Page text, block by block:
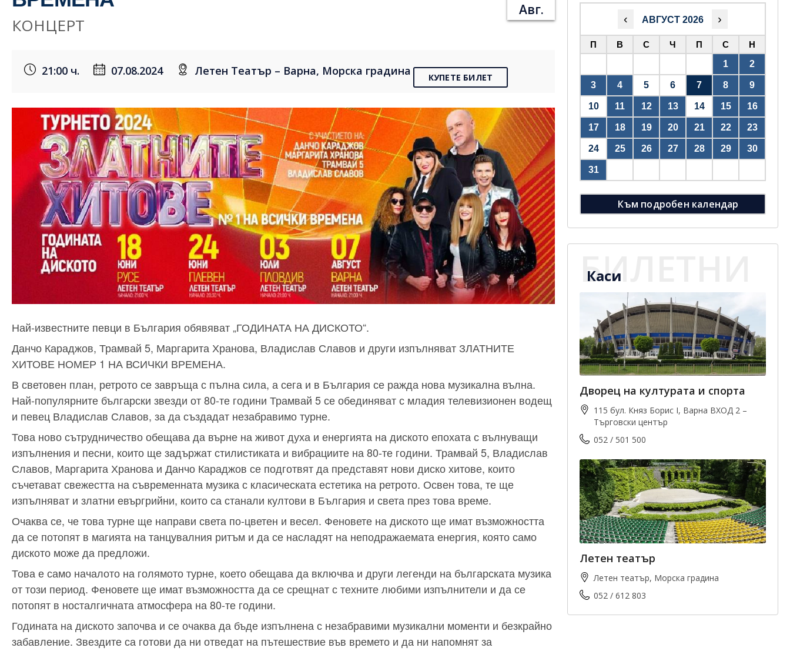
КОНЦЕРТ
Авг.
21:00 ч. 07.08.2024 Летен Театър – Варна, Морска градина КУПЕТЕ БИЛЕТ
Най-известните певци в България обявяват „ГОДИНАТА НА ДИСКОТО“.
Данчо Караджов, Трамвай 5, Маргарита Хранова, Владислав Славов и други изпълняват ЗЛАТНИТЕ
ХИТОВЕ НОМЕР 1 НА ВСИЧКИ ВРЕМЕНА.
В световен план, ретрото се завръща с пълна сила, а сега и в България се ражда нова музикална вълна.
Най-популярните български звезди от 80-те години Трамвай 5 се обединяват с младия телевизионен водещ
и певец Владислав Славов, за да създадат незабравимо турне.
Това ново сътрудничество обещава да върне на живот духа и енергията на диското епохата с вълнуващи
изпълнения и песни, които ще задържат стилистиката и вибрациите на 80-те години. Трамвай 5, Владислав
Славов, Маргарита Хранова и Данчо Караджов се подготвят да представят нови диско хитове, които
съчетават свежестта на съвременната музика с класическата естетика на ретрото. Освен това, те ще
изпълняват и златни евъргрийни, които са станали култови в България и света през това време.
Очаква се, че това турне ще направи света по-цветен и весел. Феновете на диското ще имат възможността
да се потопят в магията на танцувалния ритъм и да се насладят на неподражаемата енергия, която само
диското може да предложи.
Това е само началото на голямото турне, което обещава да включва и други легенди на българската музика
от този период. Феновете ще имат възможността да се срещнат с техните любими изпълнители и да се
потопят в носталгичната атмосфера на 80-те години.
Годината на диското започва и се очаква да бъде изпълнена с незабравими музикални моменти и безкрайно
забавление. Звездите са готови да ни отведат на пътешествие във времето и да ни напомнят за
‹ АВГУСТ 2026 ›
П В С Ч П С
Н
1
2
3 4 5 6 7 8 9
10 11 12 13 14 15 16
17 18 19 20 21 22 23
24 25 26 27 28 29 30
31
Към подробен календар
БИЛЕТНИ
Каси
Дворец на културата и спорта
115 бул. Княз Борис I, Варна ВХОД 2 –
Търговски център
052 / 501 500
Летен театър
Летен театър, Морска градина
052 / 612 803